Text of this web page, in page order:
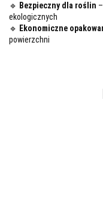
🔹 Bezpieczny dla roślin
ekologicznych
🔹 Ekonomiczne
powierzchni